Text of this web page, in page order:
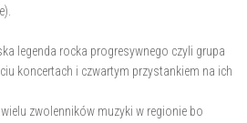
legenda rocka progresywnego czyli grupa
koncertach i czwartym przystankiem na ich
zwolenników muzyki w regionie bo